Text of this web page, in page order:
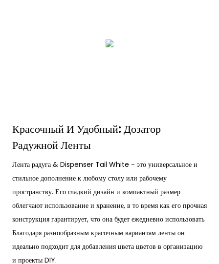
Красочный И Удобный: Дозатор
Радужной Ленты
Лента радуга & Dispenser Tail White - это универсальное и
стильное дополнение к любому столу или рабочему
пространству. Его гладкий дизайн и компактный размер
облегчают использование и хранение, в то время как его прочная
конструкция гарантирует, что она будет ежедневно использовать.
Благодаря разнообразным красочным вариантам ленты он
идеально подходит для добавления цвета цветов в организацию
и проекты DIY.